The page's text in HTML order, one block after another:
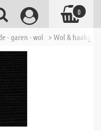
- garen - wol > Wol &
0